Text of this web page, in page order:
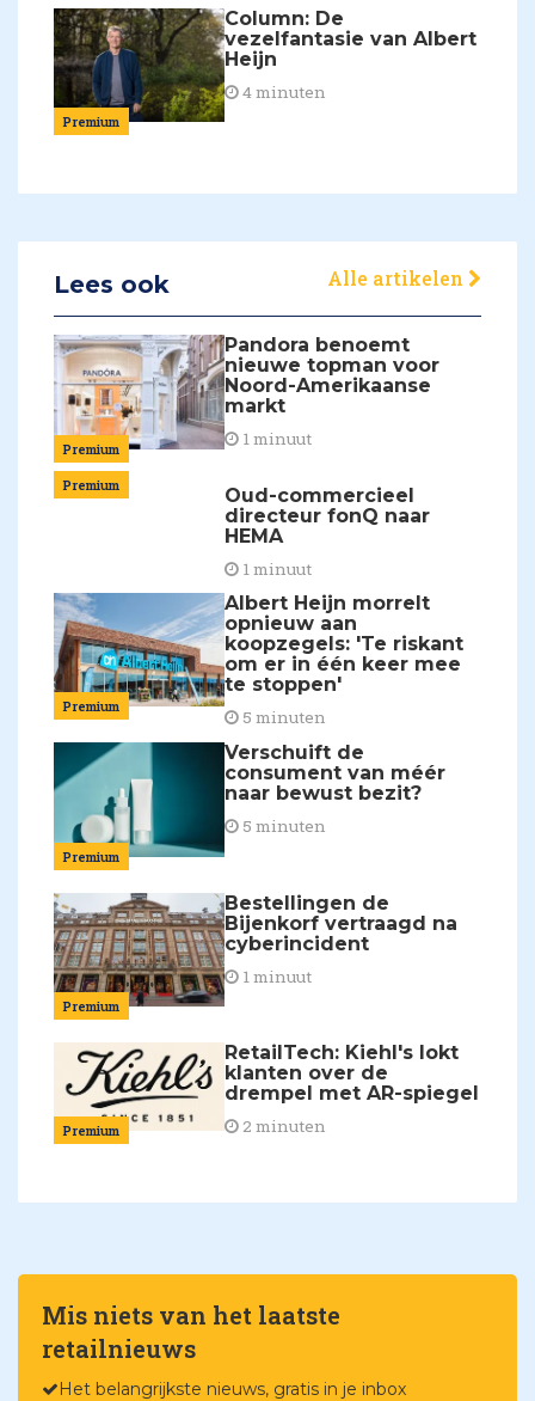
Premium
Column: De
vezelfantasie van Albert
Heijn
4 minuten
Lees ook Alle artikelen
Premium
Pandora benoemt
nieuwe topman voor
Noord-Amerikaanse
markt
1 minuut
Premium
Oud-commercieel
directeur fonQ naar
HEMA
1 minuut
Premium
Albert Heijn morrelt
opnieuw aan
koopzegels: 'Te riskant
om er in één keer mee
te stoppen'
5 minuten
Premium
Verschuift de
consument van méér
naar bewust bezit?
5 minuten
Premium
Bestellingen de
Bijenkorf vertraagd na
cyberincident
1 minuut
Premium
RetailTech: Kiehl's lokt
klanten over de
drempel met AR-spiegel
2 minuten
Mis niets van het laatste
retailnieuws
Het belangrijkste nieuws, gratis in je inbox